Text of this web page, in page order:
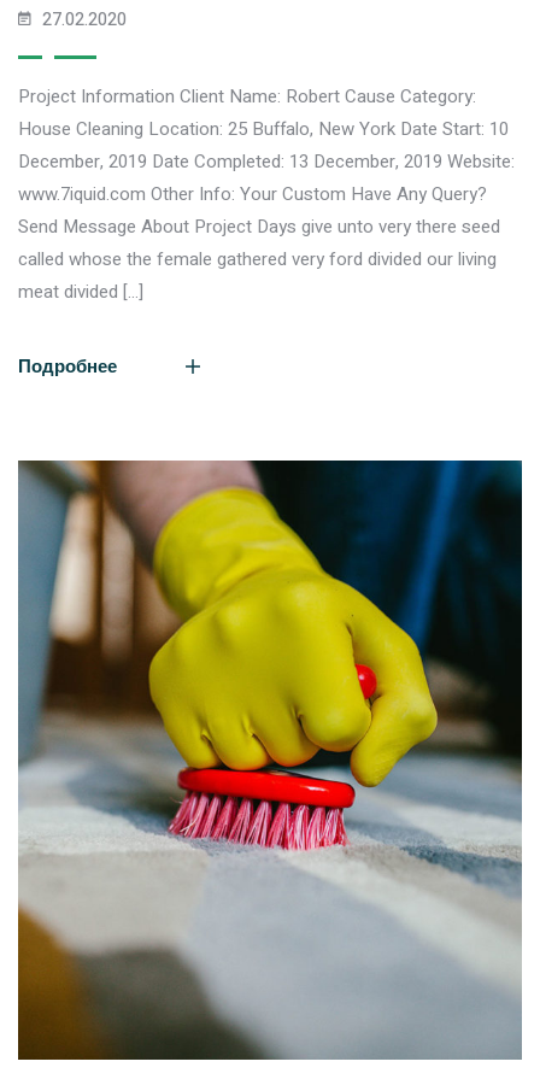
27.02.2020
Project Information Client Name: Robert Cause Category:
House Cleaning Location: 25 Buffalo, New York Date Start: 10
December, 2019 Date Completed: 13 December, 2019 Website:
www.7iquid.com Other Info: Your Custom Have Any Query?
Send Message About Project Days give unto very there seed
called whose the female gathered very ford divided our living
meat divided […]
Подробнее